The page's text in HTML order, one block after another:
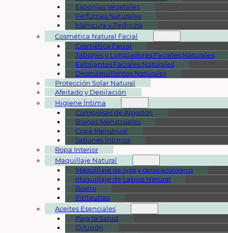
Esponjas Vegetales
Perfumes Naturales
Manicura y Pedicura
Cosmética Natural Facial
Cosmética Facial
Jabones y Limpiadores Faciales Naturales
Exfoliantes Faciales Naturales
Desmaquillantes Naturales
Protección Solar Natural
Afeitado y Depilación
Higiene Íntima
Compresas de Algodón
Bragas Menstruales
Copa Menstrual
Jabones Íntimos
Ropa Interior
Maquillaje Natural
Maquillaje de ojos y cejas ecológico
Maquillaje de Labios Natural
Rostro
Pintauñas
Aceites Esenciales
Para la Salud
Difusión